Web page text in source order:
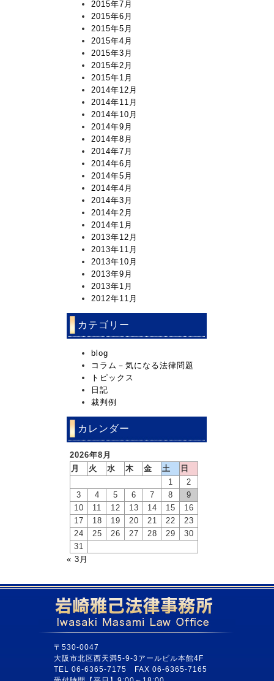
2015年7月
2015年6月
2015年5月
2015年4月
2015年3月
2015年2月
2015年1月
2014年12月
2014年11月
2014年10月
2014年9月
2014年8月
2014年7月
2014年6月
2014年5月
2014年4月
2014年3月
2014年2月
2014年1月
2013年12月
2013年11月
2013年10月
2013年9月
2013年1月
2012年11月
カテゴリー
blog
コラム－気になる法律問題
トピックス
日記
裁判例
カレンダー
2026年8月
月
火 水 木 金 土
日
1
2
3
4 5 6 7 8
9
10
11 12 13 14 15
16
17
18 19 20 21 22
23
24
25 26 27 28 29
30
31
« 3月
〒530-0047
大阪市北区西天満5-9-3アールビル本館4F
TEL 06-6365-7175 FAX 06-6365-7165